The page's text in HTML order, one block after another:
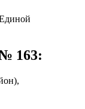
связи,
области
163: